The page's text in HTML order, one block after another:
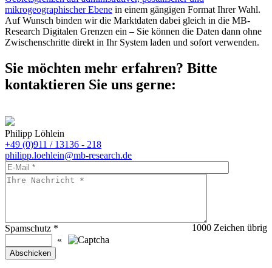
mikrogeographischer Ebene in einem gängigen Format Ihrer Wahl.
Auf Wunsch binden wir die Marktdaten dabei gleich in die MB-
Research Digitalen Grenzen ein – Sie können die Daten dann ohne
Zwischenschritte direkt in Ihr System laden und sofort verwenden.
Sie möchten mehr erfahren? Bitte
kontaktieren Sie uns gerne:
Philipp Löhlein
+49 (0)911 / 13136 - 218
philipp.loehlein@mb-research.de
1000 Zeichen übrig
Spamschutz *
«